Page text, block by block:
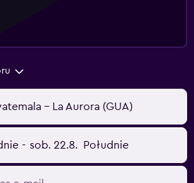
- La Aurora (GUA)
- sob. 22.8. Południe